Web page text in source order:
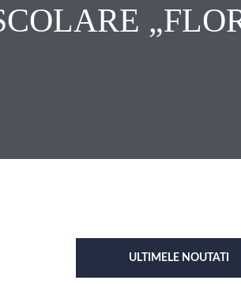
ULTIMELE NOUTATI